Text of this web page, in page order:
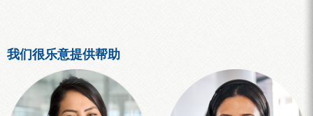
我们很乐意提供帮助